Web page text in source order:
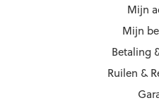
Mijn
Mijn
Betaling
Ruilen &